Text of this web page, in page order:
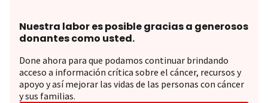
Nuestra labor es posible gracias a generosos
donantes como usted.
Done ahora para que podamos continuar brindando
acceso a información crítica sobre el cáncer, recursos y
apoyo y así mejorar las vidas de las personas con cáncer
y sus familias.